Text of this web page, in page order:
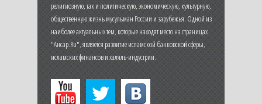
религиозную, так и политическую, экономическую, культурную,
общественную жизнь мусульман России и зарубежья. Одной из
наиболее актуальных тем, которые находят место на страницах
"Ансар.Ru", является развитие исламской банковской сферы,
исламских финансов и халяль-индустрии.